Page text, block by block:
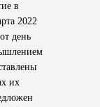
в
2022
день
их